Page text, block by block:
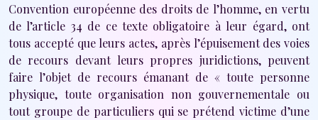
Convention européenne des droits de l’homme, en vertu
de l’article 34 de ce texte obligatoire à leur égard, ont
tous accepté que leurs actes, après l’épuisement des voies
de recours devant leurs propres juridictions, peuvent
faire l’objet de recours émanant de « toute personne
physique, toute organisation non gouvernementale ou
tout groupe de particuliers qui se prétend victime d’une